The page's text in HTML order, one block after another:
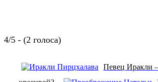
4/5 - (2 голоса)
Певец Иракли